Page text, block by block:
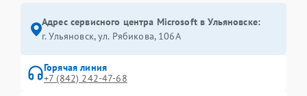
Адрес сервисного центра Microsoft в Ульяновске:
г. Ульяновск, ул. Рябикова, 106А
Горячая линия
+7 (842) 242-47-68